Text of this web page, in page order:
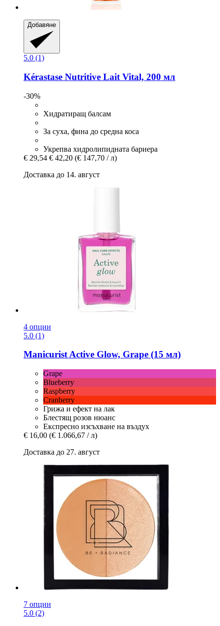
Добавяне
5.0 (1)
Kérastase Nutritive Lait Vital, 200 мл
-30%
Хидратиращ балсам
За суха, фина до средна коса
Укрепва хидролипидната бариера
€ 29,54 € 42,20 (€ 147,70 / л)
Доставка до 14. август
4 опции
5.0 (1)
ManicuristActive Glow, Grape (15 мл)
Grape
Blueberry
Raspberry
Cranberry
Грижа и ефект на лак
Блестящ розов нюанс
Експресно изсъхване на въздух
€ 16,00 (€ 1.066,67 / л)
Доставка до 27. август
7 опции
5.0 (2)